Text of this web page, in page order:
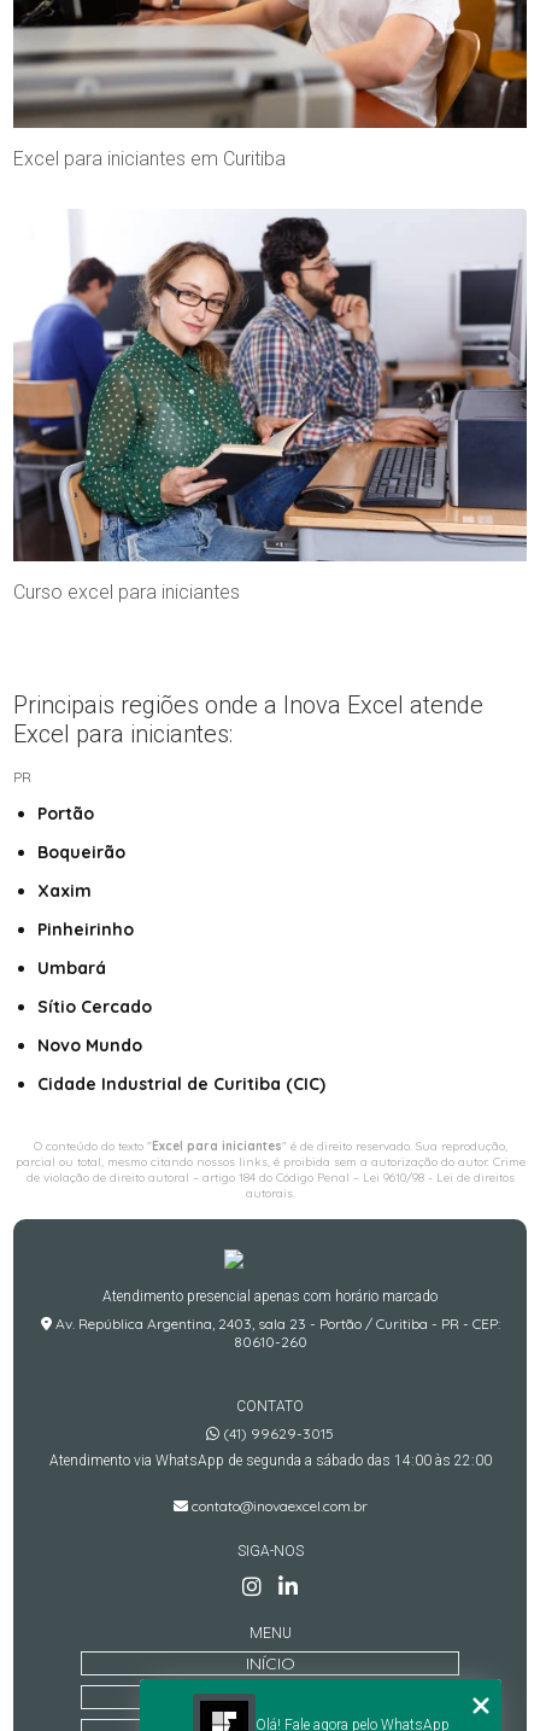
Excel para iniciantes em Curitiba
Curso excel para iniciantes
Principais regiões onde a Inova Excel atende
Excel para iniciantes:
PR
Portão
Boqueirão
Xaxim
Pinheirinho
Umbará
Sítio Cercado
Novo Mundo
Cidade Industrial de Curitiba (CIC)
O conteúdo do texto "Excel para iniciantes" é de direito reservado. Sua reprodução,
parcial ou total, mesmo citando nossos links, é proibida sem a autorização do autor. Crime
de violação de direito autoral – artigo 184 do Código Penal – Lei 9610/98 - Lei de direitos
autorais.
Atendimento presencial apenas com horário marcado
Av. República Argentina, 2403, sala 23 - Portão / Curitiba - PR - CEP:
80610-260
CONTATO
(41) 99629-3015
Atendimento via WhatsApp de segunda a sábado das 14:00 às 22:00
contato@inovaexcel.com.br
SIGA-NOS
MENU
INÍCIO
QUEM SOMOS
Olá! Fale agora pelo WhatsApp